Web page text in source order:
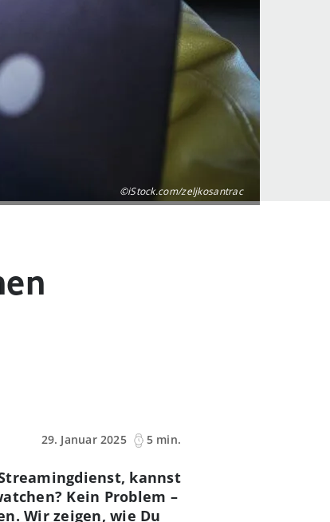
©iStock.com/zeljkosantrac
29. Januar 2025
5 min.
kannst
Kein Problem –
Wir zeigen, wie Du